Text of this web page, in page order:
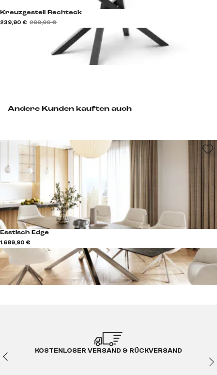
Andere Kunden kauften auch
Esstisch Edge
1.689,90 €
Kreuzgestell Rechteck
239,90 € 299,90 €
KOSTENLOSER VERSAND & RÜCKVERSAND